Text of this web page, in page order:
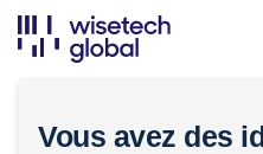
Vous avez des